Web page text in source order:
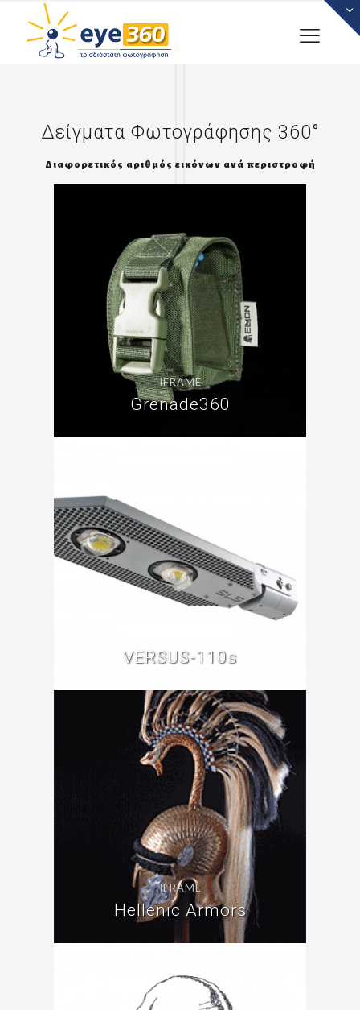
Δείγματα Φωτογράφησης 360°
Διαφορετικός αριθμός εικόνων ανά περιστροφή
IFRAME
Grenade360
VERSUS-110s
IFRAME
Hellenic Armors